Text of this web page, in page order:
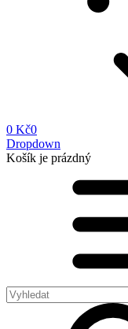
0 Kč0
Dropdown
Košík je prázdný